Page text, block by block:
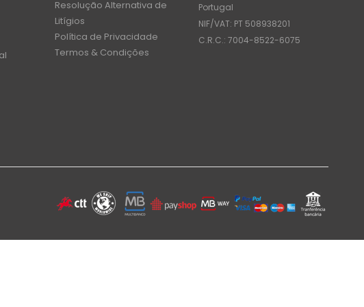
Resolução Alternativa de
Litígios
Política de Privacidade
Termos & Condições
Portugal
NIF/VAT: PT 508938201
C.R.C.: 7004-8522-6075